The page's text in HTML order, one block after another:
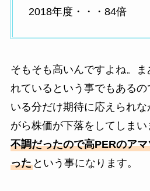
2018年度・・・84倍
そもそも高いんですよね。
れているという事でもある
いる分だけ期待に応えられ
がら株価が下落をしてしまい
不調だったので高PERのア
ったという事になります。